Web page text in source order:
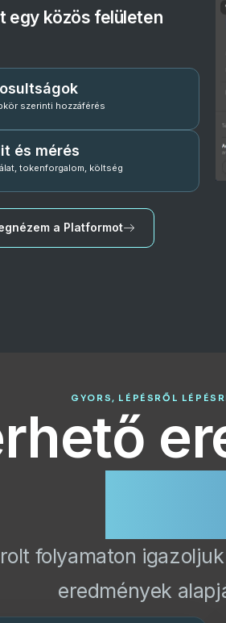
egy közös felületen
szerinti hozzáférés
és mérés
tokenforgalom, költség
a Platformot
folyamaton
eredmények
GYORS, LÉPÉSRŐL